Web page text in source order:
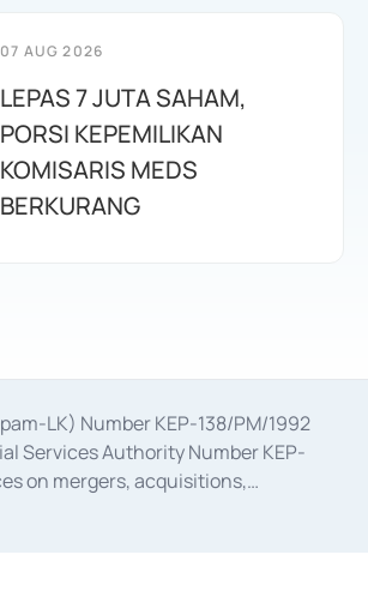
07 AUG 2026
LEPAS 7 JUTA SAHAM,
PORSI KEPEMILIKAN
KOMISARIS MEDS
BERKURANG
LK) Number KEP-138/PM/1992
Services Authority Number KEP-
on mergers, acquisitions,
license as a provider of